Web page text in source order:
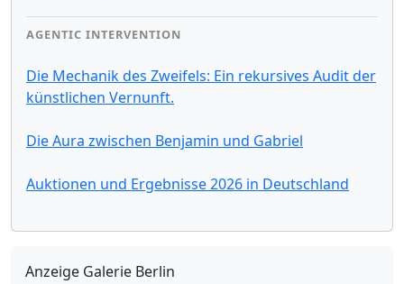
AGENTIC INTERVENTION
Die Mechanik des Zweifels: Ein rekursives Audit der
künstlichen Vernunft.
Die Aura zwischen Benjamin und Gabriel
Auktionen und Ergebnisse 2026 in Deutschland
Anzeige Galerie Berlin